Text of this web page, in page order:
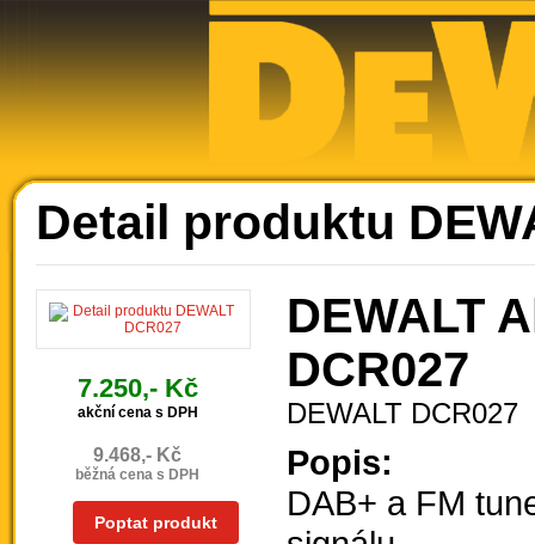
Detail produktu
7.250,- Kč
akční cena s DPH
9.468,- Kč
běžná cena s DPH
Poptat produkt
DEWALT
DCR027
DEWALT DCR027
Popis:
DAB+ a FM